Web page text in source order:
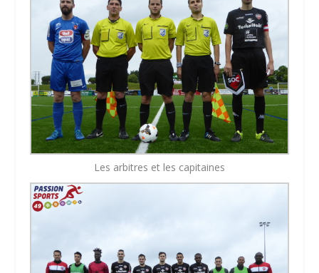
Les arbitres et les capitaines